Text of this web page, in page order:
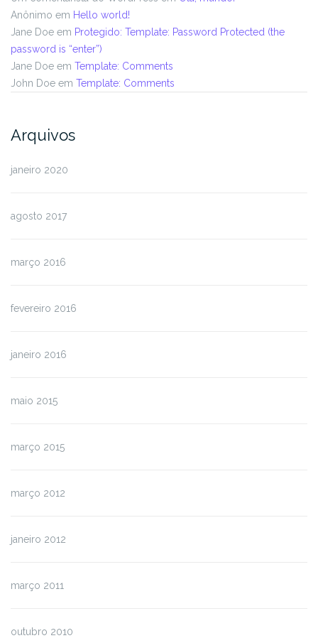
Anônimo em Hello world!
Jane Doe em Protegido: Template: Password Protected (the
password is “enter”)
Jane Doe em Template: Comments
John Doe em Template: Comments
Arquivos
janeiro 2020
agosto 2017
março 2016
fevereiro 2016
janeiro 2016
maio 2015
março 2015
março 2012
janeiro 2012
março 2011
outubro 2010